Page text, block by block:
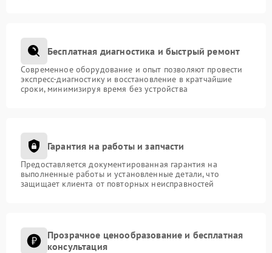
Бесплатная диагностика и быстрый ремонт
Современное оборудование и опыт позволяют провести
экспресс-диагностику и восстановление в кратчайшие
сроки, минимизируя время без устройства
Гарантия на работы и запчасти
Предоставляется документированная гарантия на
выполненные работы и установленные детали, что
защищает клиента от повторных неисправностей
Прозрачное ценообразование и бесплатная
консультация